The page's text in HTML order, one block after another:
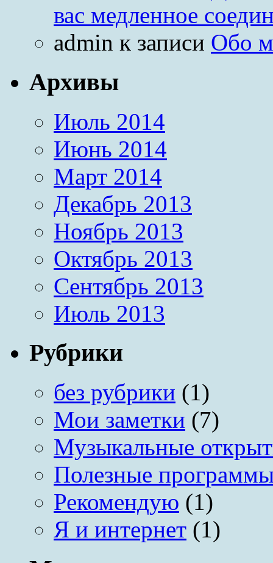
вас медленное
admin к записи Обо
Архивы
Июль 2014
Июнь 2014
Март 2014
Декабрь 2013
Ноябрь 2013
Октябрь 2013
Сентябрь 2013
Июль 2013
Рубрики
без рубрики (1)
Мои заметки (7)
Музыкальные
Полезные
Рекомендую (1)
Я и интернет (1)